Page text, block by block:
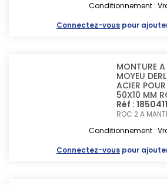
Conditionnement :
Connectez-vous pour
MONTURE
MOYEU
ACIER
50X10 MM
Réf : 1850411
ROC 2 A
Conditionnement :
Connectez-vous pour